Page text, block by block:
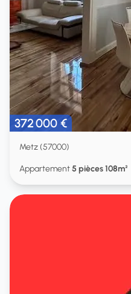
372 000 €
Metz (57000)
Appartement5 pièces 108m²